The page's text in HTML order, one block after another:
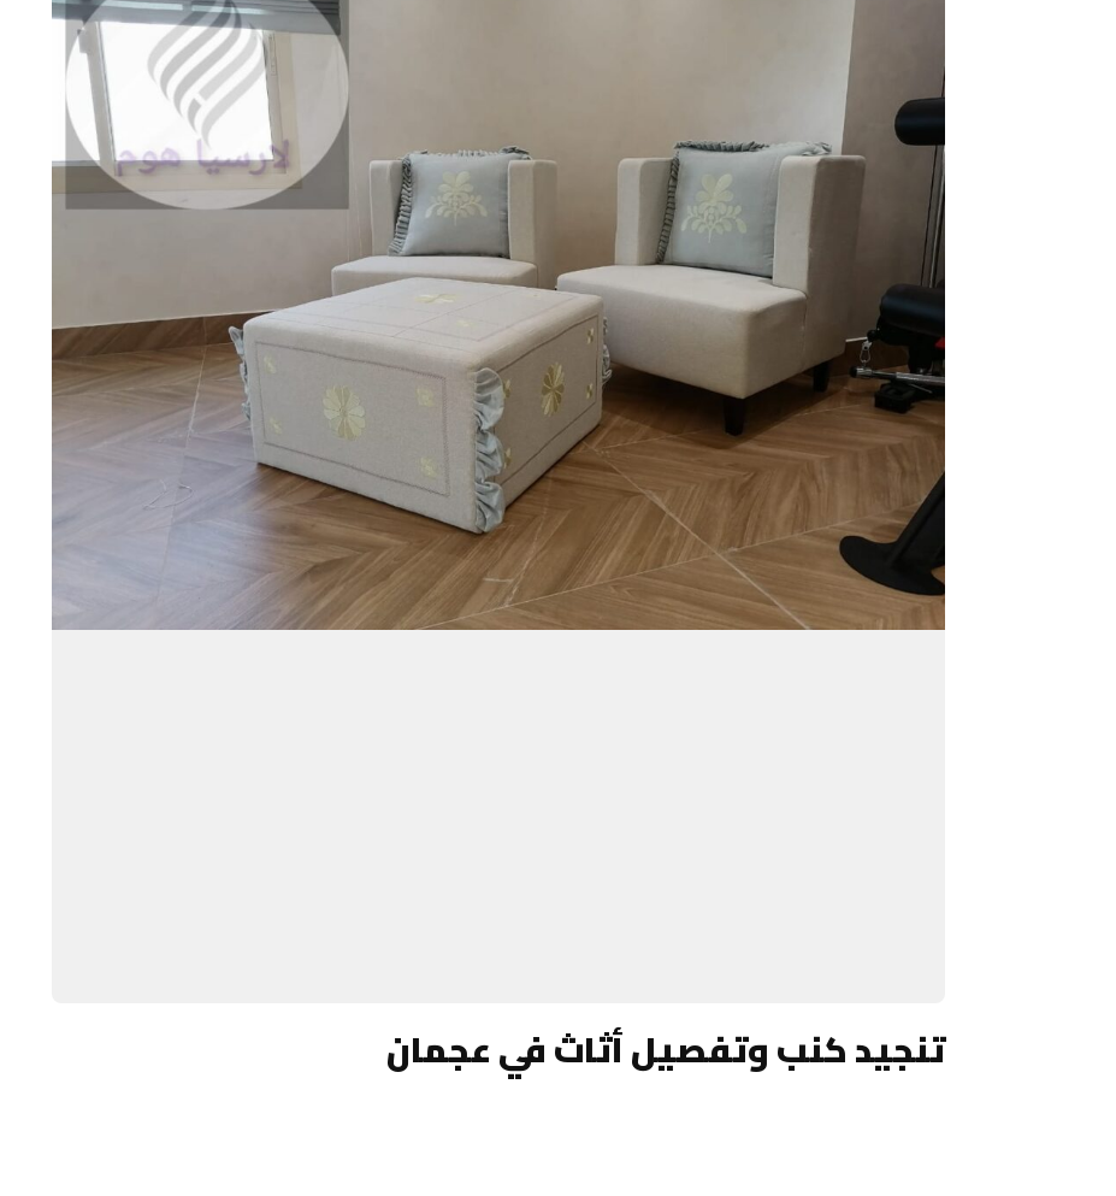
تنجيد كنب وتفصيل أثاث في عجمان